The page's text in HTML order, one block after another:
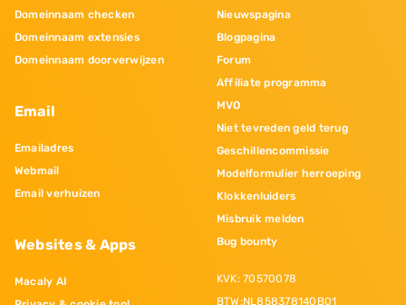
Domeinnaam checken
Domeinnaam extensies
Domeinnaam doorverwijzen
Email
Emailadres
Webmail
Email verhuizen
Websites & Apps
Macaly AI
Nieuwspagina
Blogpagina
Forum
Affiliate programma
MVO
Niet tevreden geld terug
Geschillencommissie
Modelformulier herroeping
Klokkenluiders
Misbruik melden
Bug bounty
KVK: 70570078
BTW:NL858378140B01